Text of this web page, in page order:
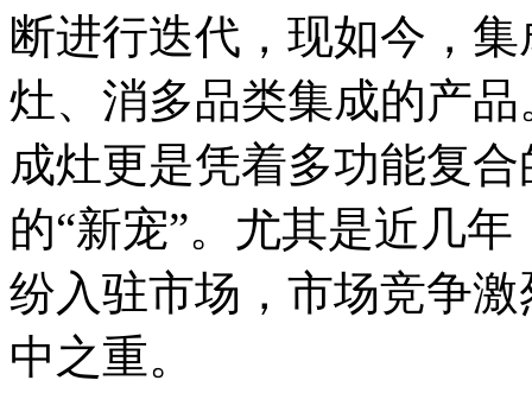
断进行迭代，现如今，
灶、消多品类集成的产
成灶更是凭着多功能复
的“新宠”。尤其是近几
纷入驻市场，市场竞争
中之重。